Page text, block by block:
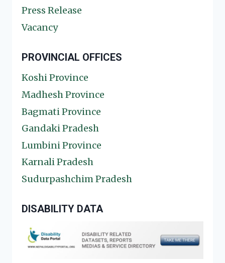
Press Release
Vacancy
PROVINCIAL OFFICES
Koshi Province
Madhesh Province
Bagmati Province
Gandaki Pradesh
Lumbini Province
Karnali Pradesh
Sudurpashchim Pradesh
DISABILITY DATA